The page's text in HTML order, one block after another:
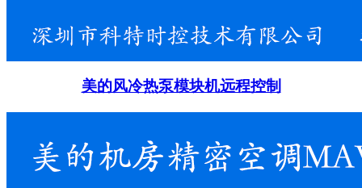
美的风冷热泵模块机远程控制